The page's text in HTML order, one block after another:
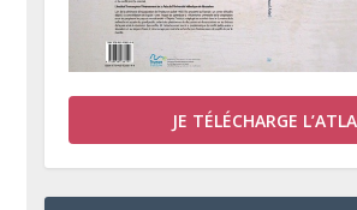
JE TÉLÉCHARGE